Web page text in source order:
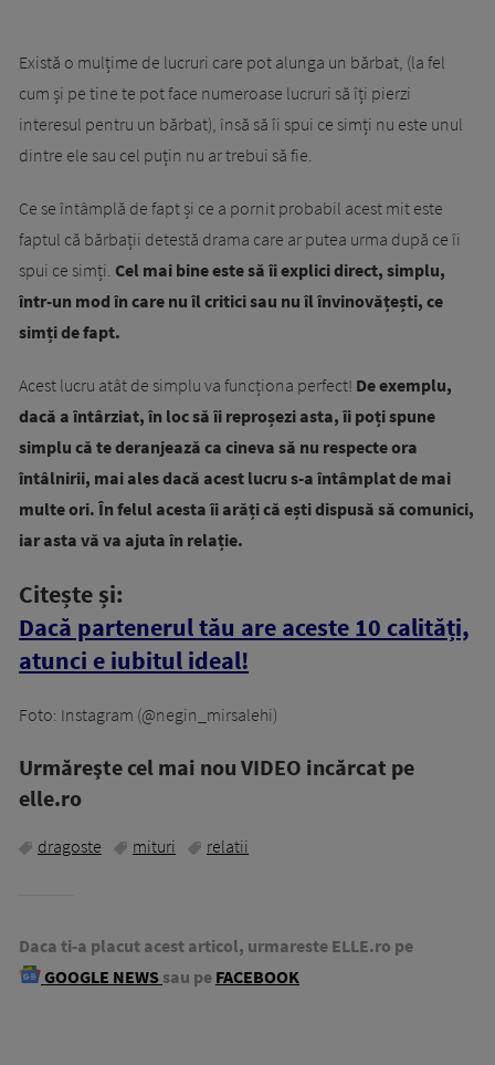
Există o mulțime de lucruri care pot alunga un bărbat, (la fel
cum și pe tine te pot face numeroase lucruri să îți pierzi
interesul pentru un bărbat), însă să îi spui ce simți nu este unul
dintre ele sau cel puțin nu ar trebui să fie.
Ce se întâmplă de fapt și ce a pornit probabil acest mit este
faptul că bărbații detestă drama care ar putea urma după ce îi
spui ce simți. Cel mai bine este să îi explici direct, simplu,
într-un mod în care nu îl critici sau nu îl învinovățești, ce
simți de fapt.
Acest lucru atât de simplu va funcționa perfect! De exemplu,
dacă a întârziat, în loc să îi reproșezi asta, îi poți spune
simplu că te deranjează ca cineva să nu respecte ora
întâlnirii, mai ales dacă acest lucru s-a întâmplat de mai
multe ori. În felul acesta îi arăți că ești dispusă să comunici,
iar asta vă va ajuta în relație.
Citește și:
Dacă partenerul tău are aceste 10 calități,
atunci e iubitul ideal!
Foto: Instagram (@negin_mirsalehi)
Urmăreşte cel mai nou VIDEO incărcat pe
elle.ro
dragoste mituri relatii
Daca ti-a placut acest articol, urmareste ELLE.ro pe
GOOGLE NEWS sau pe FACEBOOK